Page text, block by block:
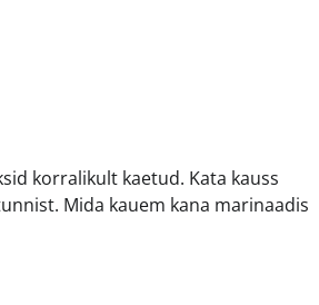
korralikult kaetud. Kata kauss
Mida kauem kana marinaadis